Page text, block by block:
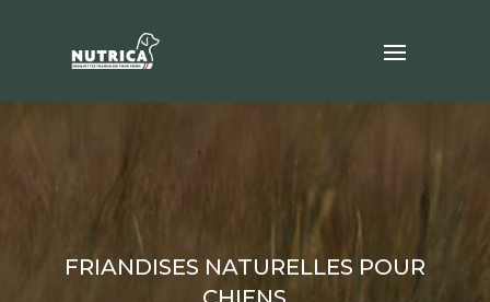
FRIANDISES NATURELLES POUR